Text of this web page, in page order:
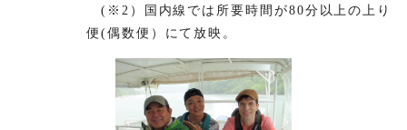
(※2）国内線では所要時間が80分以上の上り
便(偶数便）にて放映。